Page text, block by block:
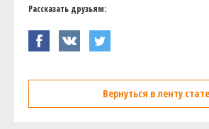
Рассказать друзьям:
Вернуться в ленту